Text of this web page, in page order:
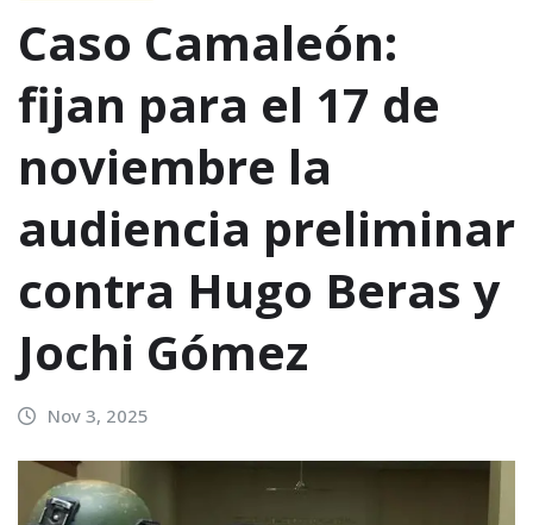
Caso Camaleón:
fijan para el 17 de
noviembre la
audiencia preliminar
contra Hugo Beras y
Jochi Gómez
Nov 3, 2025